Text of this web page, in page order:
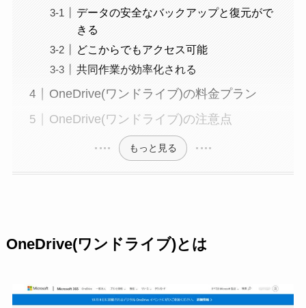
データの安全なバックアップと復元がで
きる
どこからでもアクセス可能
共同作業が効率化される
OneDrive(ワンドライブ)の料金プラン
OneDrive(ワンドライブ)の注意点
もっと見る
OneDrive(ワンドライブ)とは